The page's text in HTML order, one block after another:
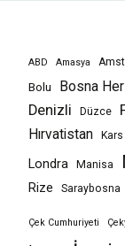
ABD Amasya
Bolu Bosna
Denizli Düzce
Hırvatistan
Kars
Londra
Manisa
Rize Saraybosna
Çek Cumhuriyeti